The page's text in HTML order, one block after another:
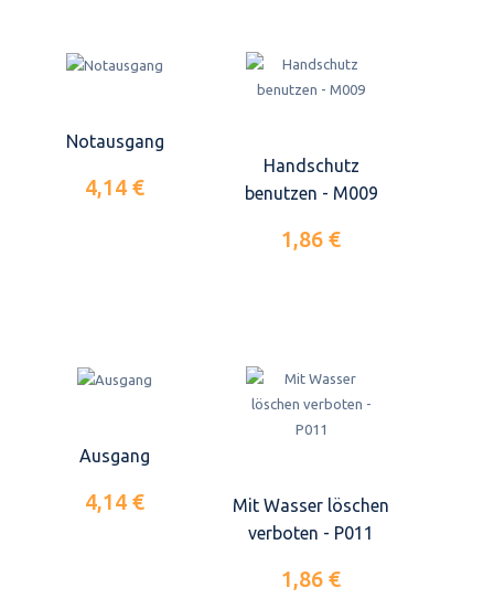
Notausgang
4,14 €
Handschutz
benutzen - M009
1,86 €
Ausgang
4,14 €
Mit Wasser löschen
verboten - P011
1,86 €